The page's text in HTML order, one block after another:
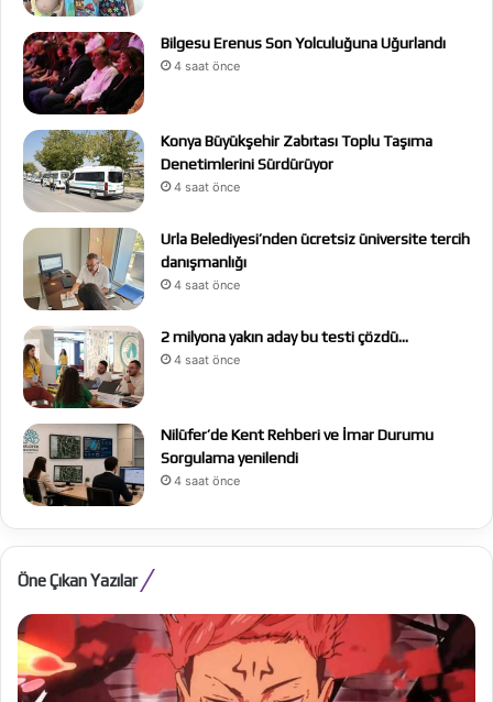
Bilgesu Erenus Son Yolculuğuna Uğurlandı
4 saat önce
Konya Büyükşehir Zabıtası Toplu Taşıma
Denetimlerini Sürdürüyor
4 saat önce
Urla Belediyesi’nden ücretsiz üniversite tercih
danışmanlığı
4 saat önce
2 milyona yakın aday bu testi çözdü…
4 saat önce
Nilüfer’de Kent Rehberi ve İmar Durumu
Sorgulama yenilendi
4 saat önce
Öne Çıkan Yazılar
Jujutsu
Kaisen:
Execution